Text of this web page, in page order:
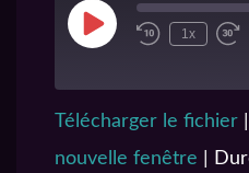
1x
Spotify
Télécharger le fichier
nouvelle fenêtre